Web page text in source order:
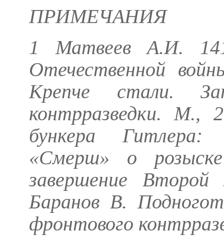
ПРИМЕЧАНИЯ
1Матвеев А.И.
Отечественной
Крепче стали.
контрразведки. М.,
бункера Гитлера:
«Смерш» о
завершение
Баранов В.
фронтового